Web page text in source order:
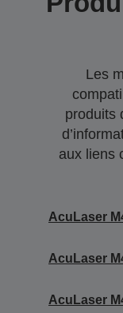
Les
produits
aux liens
AcuLaser
AcuLaser
AcuLaser